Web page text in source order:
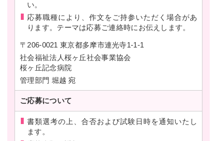
い。
応募職種により、作文をご持参いただく場合があ
ります。テーマは応募ご連絡時にお伝えします。
〒206-0021 東京都多摩市連光寺1-1-1
社会福祉法人桜ヶ丘社会事業協会
桜ヶ丘記念病院
管理部門 堀越 宛
ご応募について
書類選考の上、合否および試験日時を通知いたし
ます。